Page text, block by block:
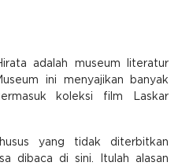
adalah museum literatur
ini menyajikan banyak
koleksi film Laskar
yang tidak diterbitkan
dibaca di sini. Itulah alasan